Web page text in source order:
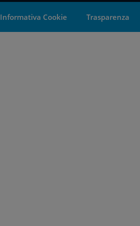
Informativa Cookie Trasparenza